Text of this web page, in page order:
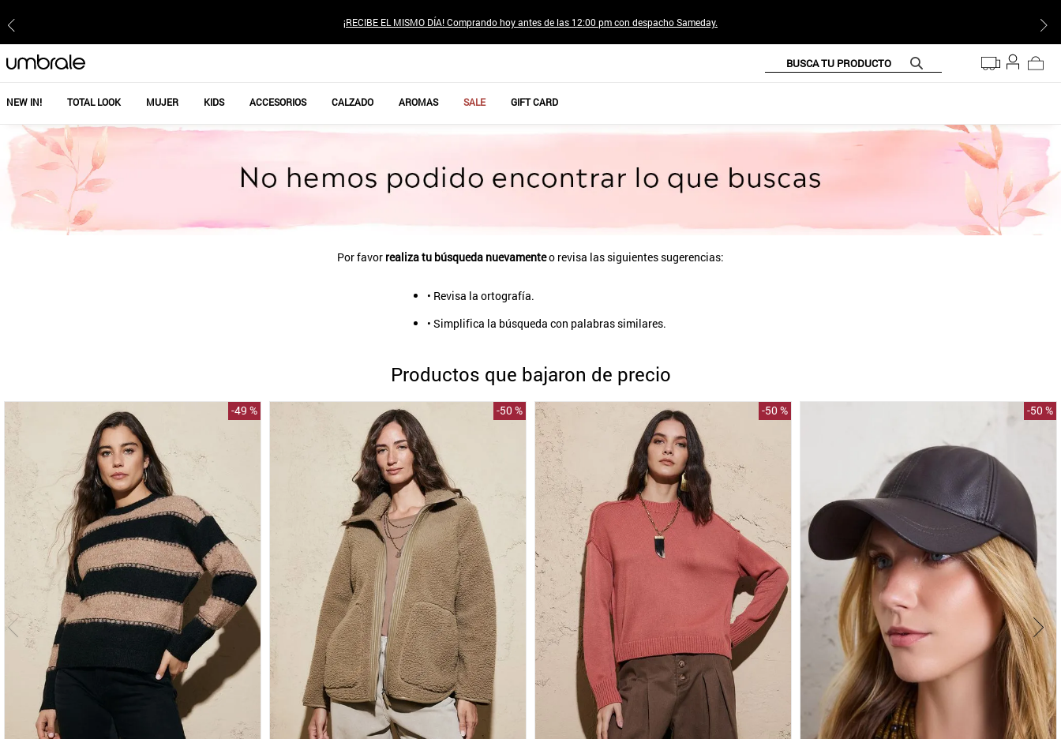
¡RECIBE EL MISMO DÍA! Comprando hoy antes de las 12:00 pm con despacho Sameday.
BUSCA TU PRODUCTO
NEW IN! TOTAL LOOK MUJER KIDS ACCESORIOS CALZADO AROMAS SALE GIFT CARD
Por favor realiza tu búsqueda nuevamenteo revisa las siguientes sugerencias:
• Revisa la ortografía.
• Simplifica la búsqueda con palabras similares.
Productos que bajaron de precio
-49 % -50 % -50 % -50 %
.
sweter
6 .
botin
aros